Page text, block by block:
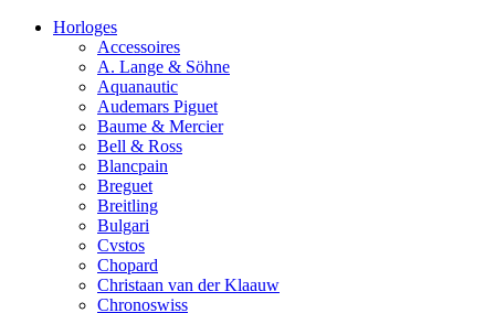
Horloges
Accessoires
A. Lange & Söhne
Aquanautic
Audemars Piguet
Baume & Mercier
Bell & Ross
Blancpain
Breguet
Breitling
Bulgari
Cvstos
Chopard
Christaan van der Klaauw
Chronoswiss